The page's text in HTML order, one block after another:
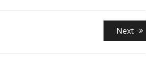
NextNext